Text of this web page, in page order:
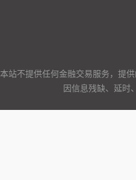
本站不提供任何金融交易服务，提
因信息残缺、延时